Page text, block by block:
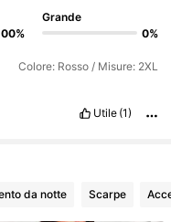
Grande
0%
Colore: Rosso / Misure: 2XL
Utile (1)
da notte Scarpe